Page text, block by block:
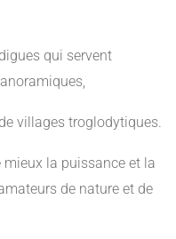
qui servent
villages troglodytiques.
mieux la puissance et la
de nature et de